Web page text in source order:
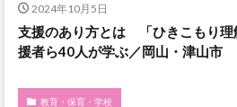
2024年10月5日
支援のあり方とは 「ひきこもり
援者ら40人が学ぶ／岡山・津山市
教育・保育・学校